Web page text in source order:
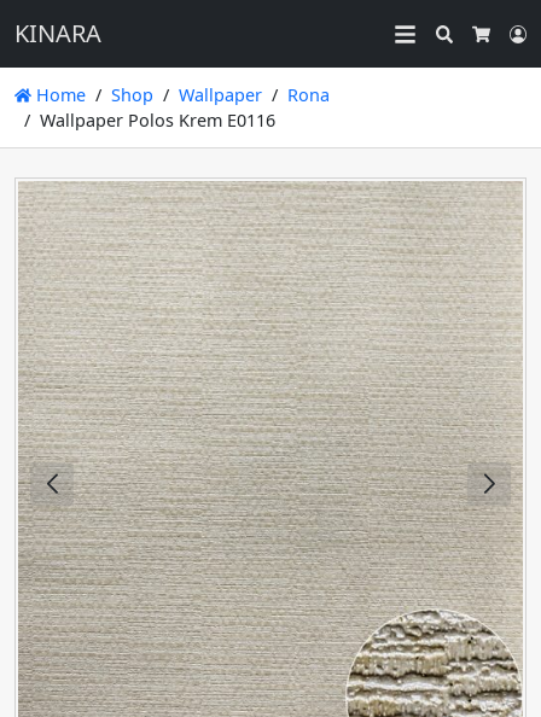
KINARA
Search
Home Shop Wallpaper
Rona
Wallpaper Polos Krem E0116